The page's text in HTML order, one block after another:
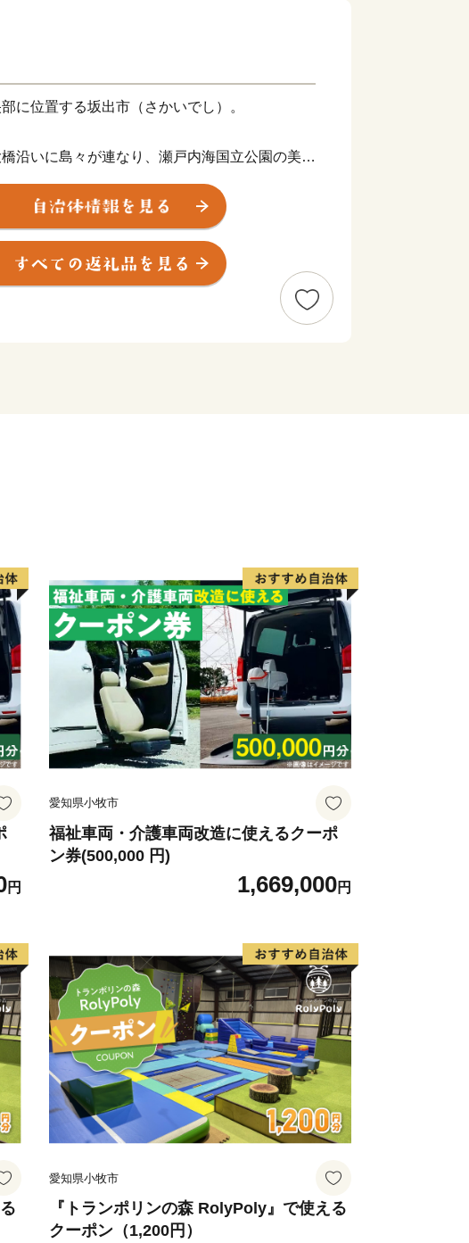
に位置する坂出市（さかいでし）。
沿いに島々が連なり、瀬戸内海国立公園の美し
。
ドライブが楽しめる五色台スカイラインや、崇徳
寺を有する五色台、約500本の桜が咲き乱れ、県
名所として有名な常盤公園、山城の歴史が残る城
される飯野山などがあり、海に山に自然豊かな土
円
愛知県小牧市
福祉車両・介護車両改造に使えるクーポ
ン券(500,000 円)
1,669,000円
愛知県小牧市
『トランポリンの森 RolyPoly』で使える
クーポン（1,200円）